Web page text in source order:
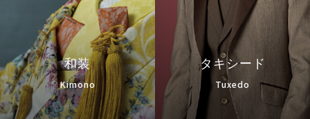
和装
Kimono
タキシード
Tuxedo